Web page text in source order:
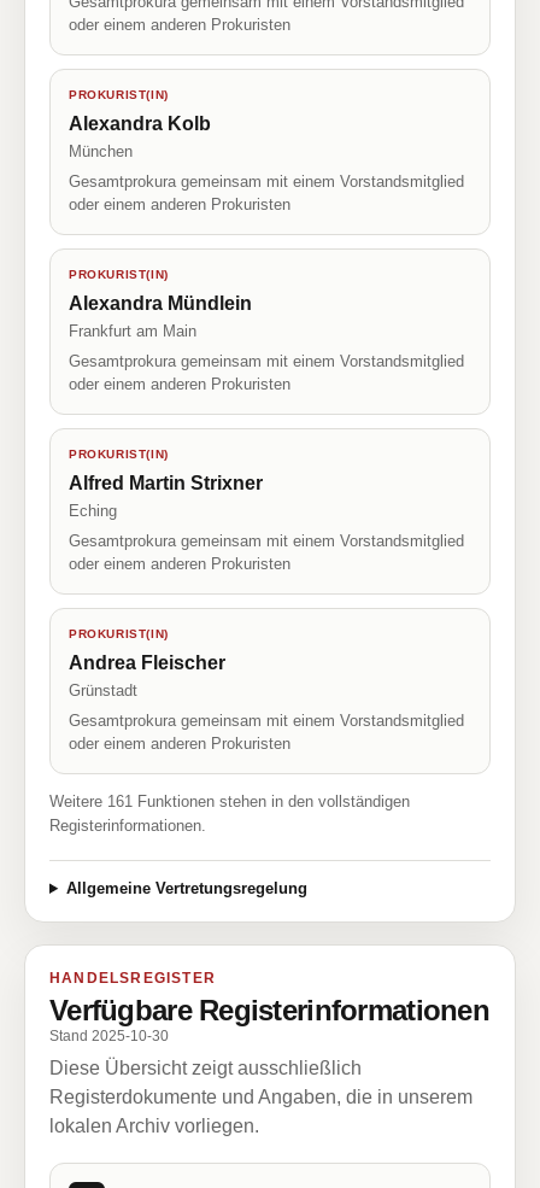
oder einem anderen Prokuristen
PROKURIST(IN)
Alexandra Kolb
München
Gesamtprokura gemeinsam mit einem Vorstandsmitglied
oder einem anderen Prokuristen
PROKURIST(IN)
Alexandra Mündlein
Frankfurt am Main
Gesamtprokura gemeinsam mit einem Vorstandsmitglied
oder einem anderen Prokuristen
PROKURIST(IN)
Alfred Martin Strixner
Eching
Gesamtprokura gemeinsam mit einem Vorstandsmitglied
oder einem anderen Prokuristen
PROKURIST(IN)
Andrea Fleischer
Grünstadt
Gesamtprokura gemeinsam mit einem Vorstandsmitglied
oder einem anderen Prokuristen
Weitere 161 Funktionen stehen in den vollständigen
Registerinformationen.
Allgemeine Vertretungsregelung
HANDELSREGISTER
Verfügbare Registerinformationen
Stand 2025-10-30
Diese Übersicht zeigt ausschließlich
Registerdokumente und Angaben, die in unserem
lokalen Archiv vorliegen.